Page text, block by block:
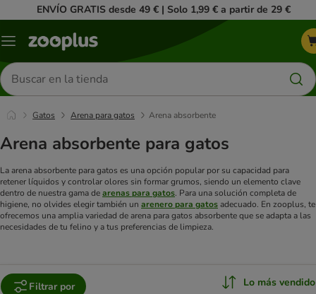
ENVÍO GRATIS desde 49 € | Solo 1,99 € a partir de 29 €
Menú
Buscar
productos
Gatos Arena para gatos Arena absorbente
Arena absorbente para gatos
La arena absorbente para gatos es una opción popular por su capacidad para
retener líquidos y controlar olores sin formar grumos, siendo un elemento clave
dentro de nuestra gama dearenas para gatos. Para una solución completa de
higiene, no olvides elegir también un arenero para gatosadecuado. En zooplus, te
ofrecemos una amplia variedad de arena para gatos absorbente que se adapta a las
necesidades de tu felino y a tus preferencias de limpieza.
Filtrar por Lo más vendido